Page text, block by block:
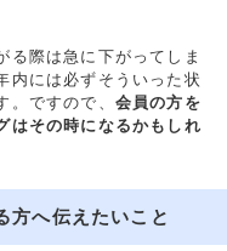
る際は急に下がってしま
内には必ずそういった状
ですので、 会員の方を
はその時になるかもしれ
方へ伝えたいこと